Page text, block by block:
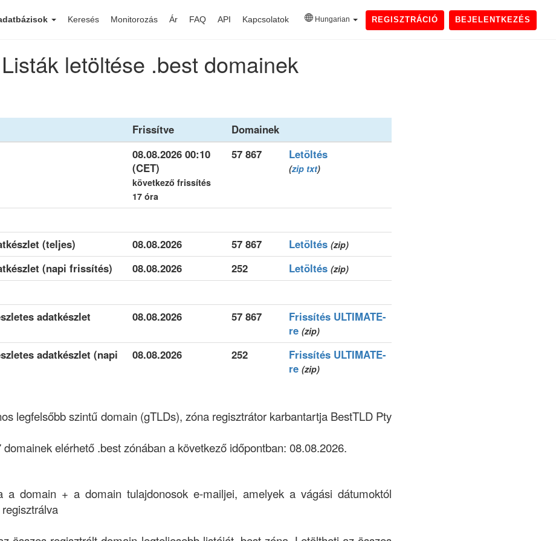
Keresés Monitorozás Ár FAQ API Kapcsolatok Hungarian REGISZTRÁCIÓ BEJELENTKEZÉS
Listák letöltése .best domainek
Frissítve
Domainek
08.08.2026 00:10
(CET)
következő frissítés
17 óra
57 867 Letöltés
(zip txt)
(teljes) 08.08.2026 57 867 Letöltés (zip)
(napi frissítés) 08.08.2026 252 Letöltés (zip)
adatkészlet
08.08.2026 57 867
Frissítés ULTIMATE-
re (zip)
adatkészlet (napi
08.08.2026 252
Frissítés ULTIMATE-
re (zip)
legfelsőbb szintű domain (gTLDs), zóna regisztrátor karbantartja BestTLD Pty
elérhető .best zónában a következő időpontban: 08.08.2026.
a domain + a domain tulajdonosok e-mailjei, amelyek a vágási dátumoktól